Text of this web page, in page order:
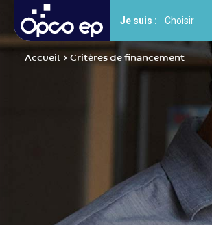
Gestion des cookies
contenu
principal
Je suis :
Accueil Critères de financement